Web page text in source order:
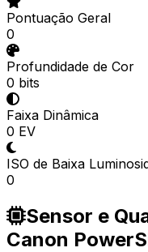
Pontuação Geral
0
Profundidade de Cor
0 bits
Faixa Dinâmica
0 EV
ISO de Baixa
0
Sensor e
Canon